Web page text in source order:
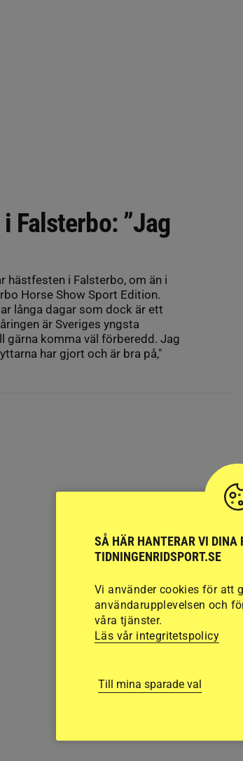
Falsterbo: ”Jag
hästfesten i Falsterbo, om än i
Horse Show Sport Edition.
långa dagar som dock är ett
är Sveriges yngsta
gärna komma väl förberedd. Jag
har gjort och är bra på,"
SÅ HÄR HANTERAR VI DINA
TIDNINGENRIDSPORT.SE
Vi använder cookies för att
användarupplevelsen och
våra tjänster.
Läs vår integritetspolicy
Till mina sparade val